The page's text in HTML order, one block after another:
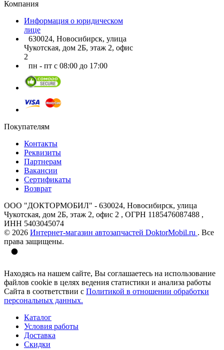
Компания
Информация о юридическом
лице
630024, Новосибирск, улица
Чукотская, дом 2Б, этаж 2, офис
2
пн - пт с 08:00 до 17:00
Покупателям
Контакты
Реквизиты
Партнерам
Вакансии
Сертификаты
Возврат
ООО "ДОКТОРМОБИЛ" - 630024, Новосибирск, улица
Чукотская, дом 2Б, этаж 2, офис 2 , ОГРН 1185476087488 ,
ИНН 5403045074
© 2026 Интернет-магазин автозапчастей DoktorMobil.ru . Все
права защищены.
Находясь на нашем сайте, Вы соглашаетесь на использование
файлов cookie в целях ведения статистики и анализа работы
Сайта в соответствии с Политикой в отношении обработки
персональных данных.
Каталог
Условия работы
Доставка
Скидки